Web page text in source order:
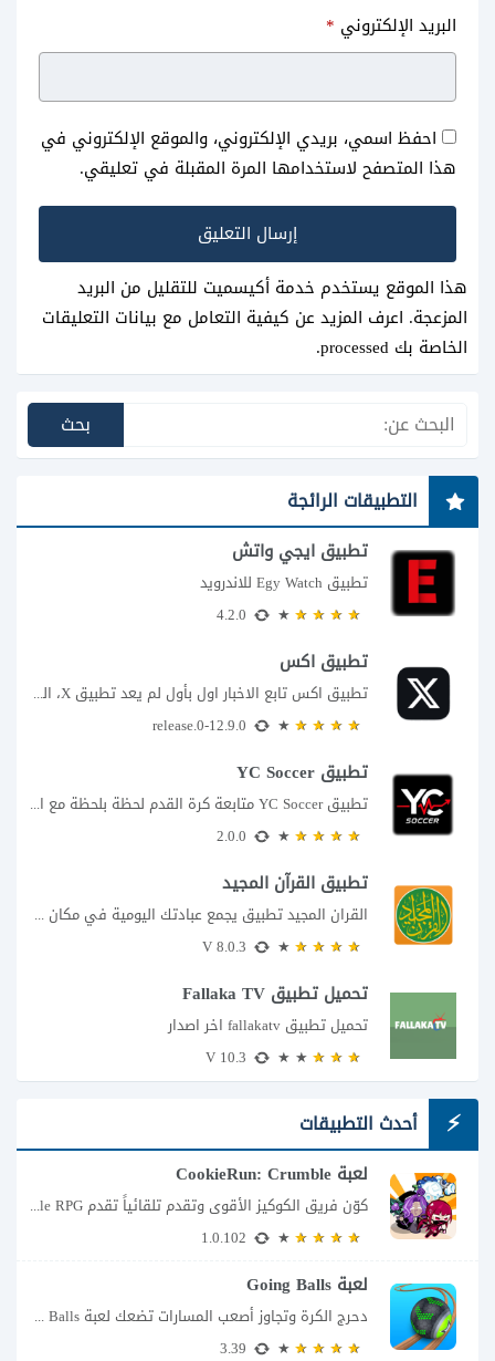
البريد الإلكتروني *
احفظ اسمي، بريدي الإلكتروني، والموقع الإلكتروني في
هذا المتصفح لاستخدامها المرة المقبلة في تعليقي.
هذا الموقع يستخدم خدمة أكيسميت للتقليل من البريد
المزعجة. اعرف المزيد عن كيفية التعامل مع بيانات التعليقات
الخاصة بك processed
.
التطبيقات الرائجة
تطبيق ايجي واتش
تطبيق Egy Watch للاندرويد
تطبيق اكس
تطبيق اكس تابع الاخبار اول بأول لم يعد تطبيق X، المعروف سابقا باسم تويتر،...
تطبيق YC Soccer
تطبيق YC Soccer متابعة كرة القدم لحظة بلحظة مع اقتراب مباراة مصر والأرجنتين في...
تطبيق القرآن المجيد
القران المجيد تطبيق يجمع عبادتك اليومية في مكان واحد إذا كنت تبحث عن تطبيق...
تحميل تطبيق Fallaka TV
تحميل تطبيق fallakatv اخر اصدار
أحدث التطبيقات
لعبة CookieRun: Crumble
كوّن فريق الكوكيز الأقوى وتقدم تلقائياً تقدم CookieRun: Crumble – Idle RPG تجربة مختلفة...
لعبة Going Balls
دحرج الكرة وتجاوز أصعب المسارات تضعك لعبة Going Balls للأندرويد أمام تحدٍ يبدو بسيطًا...